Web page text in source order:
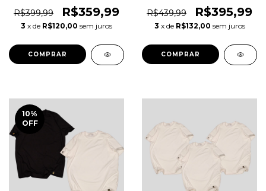
R$399,99 R$359,99
3 x de R$120,00 sem juros
COMPRAR
R$439,99
R$395,99
3 x de R$132,00 sem juros
COMPRAR
10%
OFF